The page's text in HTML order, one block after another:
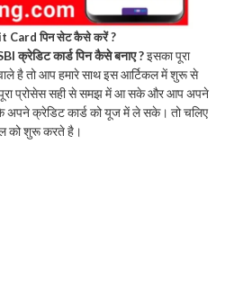
Card पिन सेट कैसे करें ?
क्रेडिट कार्ड पिन कैसे बनाए ?इसका पूरा
है तो आप हमारे साथ इस आर्टिकल में शुरू से
प्रोसेस सही से समझ में आ सके और आप अपने
अपने क्रेडिट कार्ड को यूज में ले सके। तो चलिए
को शुरू करते है।